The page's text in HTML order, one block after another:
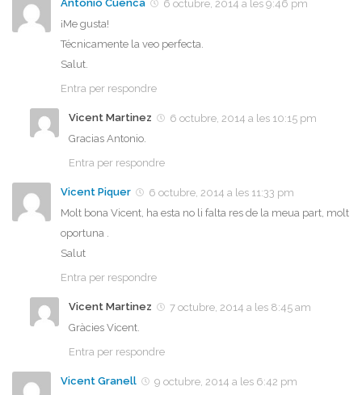
Antonio Cuenca
6 octubre, 2014 a les 9:46 pm
¡Me gusta!
Técnicamente la veo perfecta.
Salut.
Entra per respondre
Vicent Martinez
6 octubre, 2014 a les 10:15 pm
Gracias Antonio.
Entra per respondre
Vicent Piquer
6 octubre, 2014 a les 11:33 pm
Molt bona Vicent, ha esta no li falta res de la meua part, molt
oportuna .
Salut
Entra per respondre
Vicent Martinez
7 octubre, 2014 a les 8:45 am
Gràcies Vicent.
Entra per respondre
Vicent Granell 9 octubre, 2014 a les 6:42 pm